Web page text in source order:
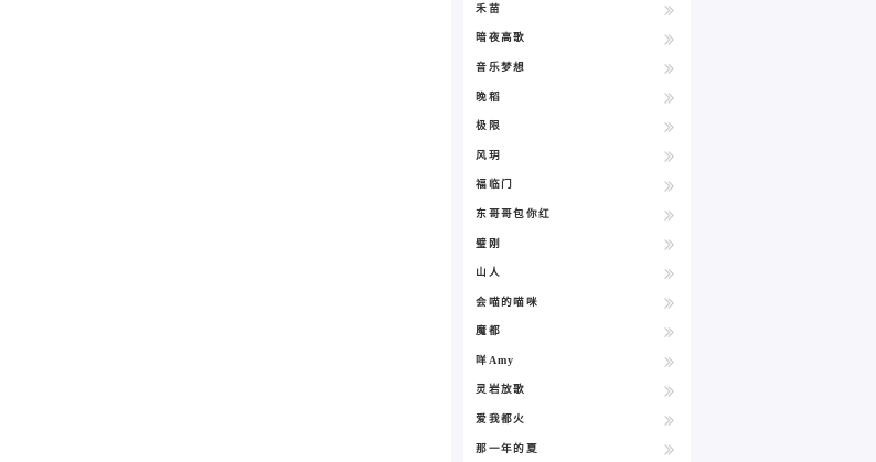
禾苗
暗夜高歌
音乐梦想
晚稻
极限
风玥
福临门
东哥哥包你红
璧刚
山人
会喵的喵咪
魔都
咩Amy
灵岩放歌
爱我都火
那一年的夏